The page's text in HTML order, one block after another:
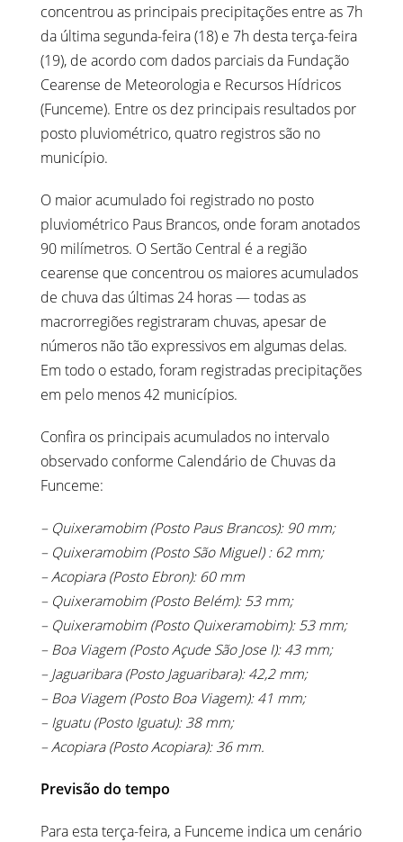
concentrou as principais precipitações entre as 7h
da última segunda-feira (18) e 7h desta terça-feira
(19), de acordo com dados parciais da Fundação
Cearense de Meteorologia e Recursos Hídricos
(Funceme). Entre os dez principais resultados por
posto pluviométrico, quatro registros são no
município.
O maior acumulado foi registrado no posto
pluviométrico Paus Brancos, onde foram anotados
90 milímetros. O Sertão Central é a região
cearense que concentrou os maiores acumulados
de chuva das últimas 24 horas — todas as
macrorregiões registraram chuvas, apesar de
números não tão expressivos em algumas delas.
Em todo o estado, foram registradas precipitações
em pelo menos 42 municípios.
Confira os principais acumulados no intervalo
observado conforme Calendário de Chuvas da
Funceme:
– Quixeramobim (Posto Paus Brancos): 90 mm;
– Quixeramobim (Posto São Miguel) : 62 mm;
– Acopiara (Posto Ebron): 60 mm
– Quixeramobim (Posto Belém): 53 mm;
– Quixeramobim (Posto Quixeramobim): 53 mm;
– Boa Viagem (Posto Açude São Jose I): 43 mm;
– Jaguaribara (Posto Jaguaribara): 42,2 mm;
– Boa Viagem (Posto Boa Viagem): 41 mm;
– Iguatu (Posto Iguatu): 38 mm;
– Acopiara (Posto Acopiara): 36 mm.
Previsão do tempo
Para esta terça-feira, a Funceme indica um cenário